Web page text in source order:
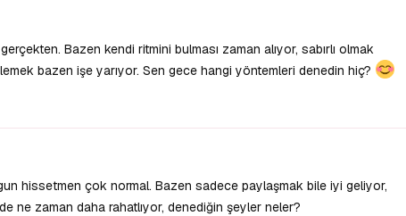
Bazen kendi ritmini bulması zaman alıyor, sabırlı olmak
bazen işe yarıyor. Sen gece hangi yöntemleri denedin hiç?
hissetmen çok normal. Bazen sadece paylaşmak bile iyi geliyor,
ne zaman daha rahatlıyor, denediğin şeyler neler?